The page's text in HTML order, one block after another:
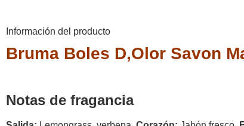
Información del producto
Bruma Boles D,Olor Savon
Notas de fragancia